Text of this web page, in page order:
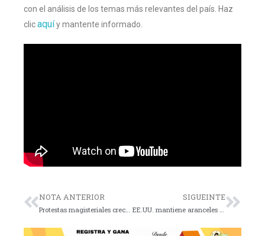
con el análisis de los temas más relevantes del país. Haz
clicaquíy mantente informado.
NOTA ANTERIOR SIGUEINTE